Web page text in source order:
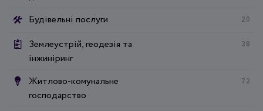
Будівельні послуги 20
Землеустрій, геодезія та
інжиніринг
38
Житлово-комунальне
господарство
72